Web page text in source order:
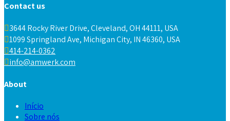
Contact us
3644 Rocky River Drive, Cleveland, OH 44111, USA
1099 Springland Ave, Michigan City, IN 46360, USA
414-214-0362
info@amwerk.com
About
Início
Sobre nós